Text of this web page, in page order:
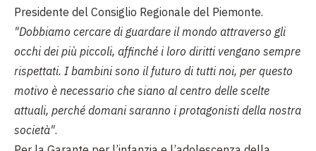
Presidente del Consiglio Regionale del Piemonte.
"Dobbiamo cercare di guardare il mondo attraverso gli
occhi dei più piccoli, affinché i loro diritti vengano sempre
rispettati. I bambini sono il futuro di tutti noi, per questo
motivo è necessario che siano al centro delle scelte
attuali, perché domani saranno i protagonisti della nostra
società".